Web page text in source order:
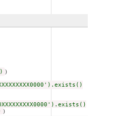
)
)